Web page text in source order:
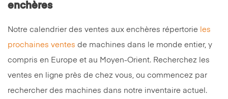
enchères
Notre calendrier des ventes aux enchères répertorie les
prochaines ventes de machines dans le monde entier, y
compris en Europe et au Moyen-Orient. Recherchez les
ventes en ligne près de chez vous, ou commencez par
rechercher des machines dans notre inventaire actuel.